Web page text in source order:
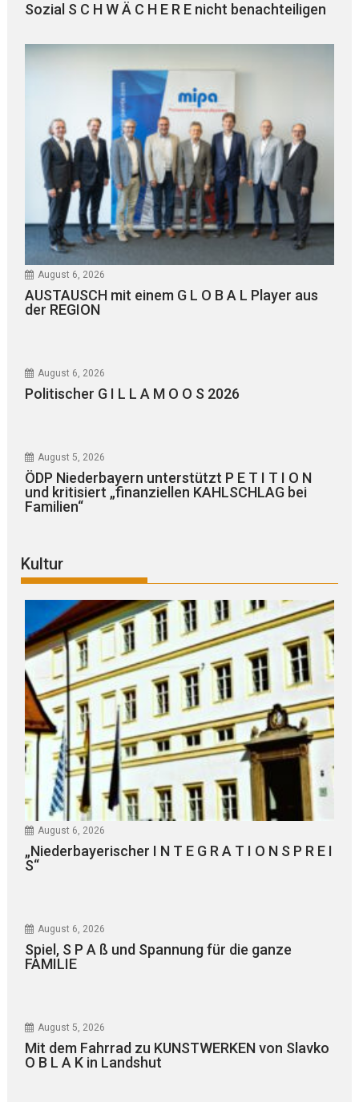
Sozial S C H W Ä C H E R E nicht benachteiligen
August 6, 2026
AUSTAUSCH mit einem G L O B A L Player aus
der REGION
August 6, 2026
Politischer G I L L A M O O S 2026
August 5, 2026
ÖDP Niederbayern unterstützt P E T I T I O N
und kritisiert „finanziellen KAHLSCHLAG bei
Familien“
Kultur
August 6, 2026
„Niederbayerischer I N T E G R A T I O N S P R E I
S“
August 6, 2026
Spiel, S P A ß und Spannung für die ganze
FAMILIE
August 5, 2026
Mit dem Fahrrad zu KUNSTWERKEN von Slavko
O B L A K in Landshut